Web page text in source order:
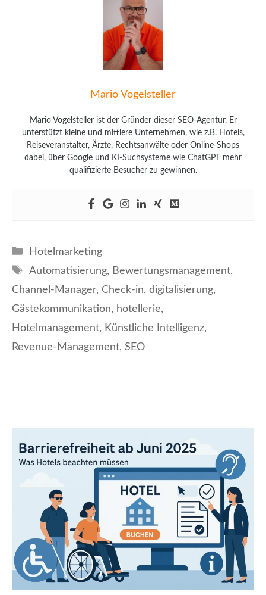
Mario Vogelsteller
Mario Vogelsteller ist der Gründer dieser SEO-Agentur. Er
unterstützt kleine und mittlere Unternehmen, wie z.B. Hotels,
Reiseveranstalter, Ärzte, Rechtsanwälte oder Online-Shops
dabei, über Google und KI-Suchsysteme wie ChatGPT mehr
qualifizierte Besucher zu gewinnen.
Kategorien
Hotelmarketing
Schlagwörter
Automatisierung, Bewertungsmanagement,
Channel-Manager, Check-in, digitalisierung,
Gästekommunikation, hotellerie,
Hotelmanagement, Künstliche Intelligenz,
Revenue-Management, SEO